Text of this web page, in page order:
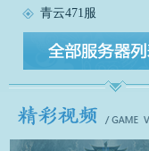
青云471服